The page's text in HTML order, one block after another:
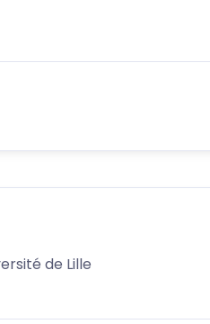
de Lille